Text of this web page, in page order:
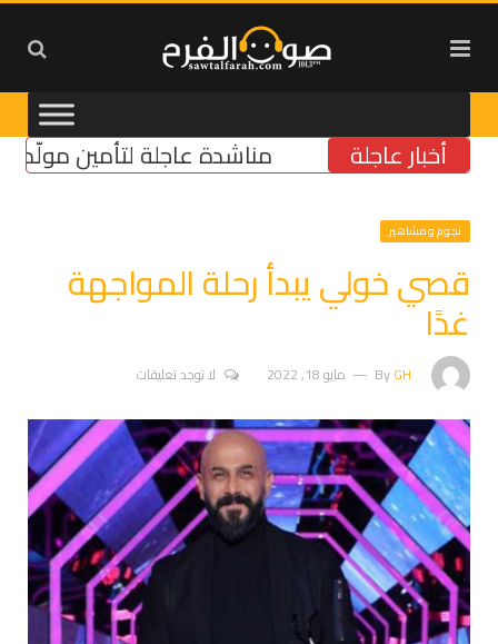
أخبار عاجلة مناشدة عاجلة لتأمين مولّد كهرباء
نجوم ومشاهير
قصي خولي يبدأ رحلة المواجهة
غدًا
ByGH مايو 18, 2022 لا توجد تعليقات